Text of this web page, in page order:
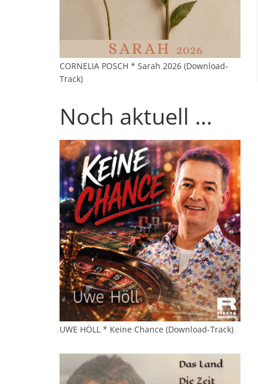
CORNELIA POSCH * Sarah 2026 (Download-
Track)
Noch aktuell …
UWE HÖLL * Keine Chance (Download-Track)